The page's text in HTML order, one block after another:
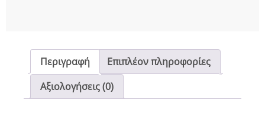
Περιγραφή
Επιπλέον πληροφορίες
Αξιολογήσεις (0)